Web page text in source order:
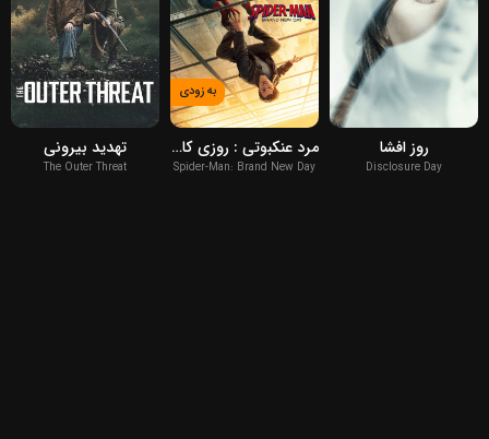
2026
روز افشا
Disclosure Day
به زودی
2026
مرد عنکبوتی : روزی کاملا تازه
Spider-Man: Brand New Day
2026
تهدید بیرونی
The Outer Threat